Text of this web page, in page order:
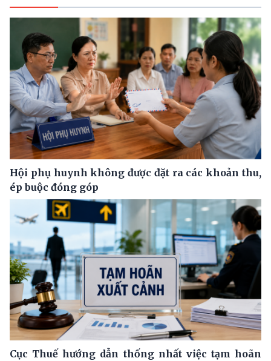
Hội phụ huynh không được đặt ra các khoản thu,
ép buộc đóng góp
Cục Thuế hướng dẫn thống nhất việc tạm hoãn